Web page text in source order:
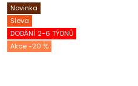
Novinka
Sleva
DODÁNÍ 2-6 TÝDNŮ
-20 %